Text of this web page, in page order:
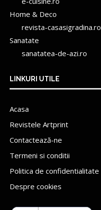
Home & Deco
revista-casasigradina.ro
Sanatate
sanatatea-de-azi.ro
LINKURI UTILE
Acasa
Revistele Artprint
Contactează-ne
Termeni si conditii
Politica de confidentialitate
Despre cookies